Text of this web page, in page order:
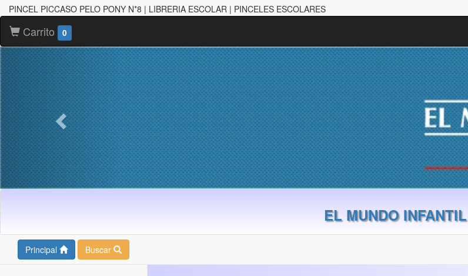
PINCEL PICCASO PELO PONY N*8 | LIBRERIA ESCOLAR | PINCELES ESCOLARES
Carrito 0
EL MUNDO INFANTIL
Principal Buscar